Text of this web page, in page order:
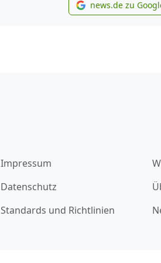
news.de zu
Impressum
Datenschutz
Standards und Richtlinien